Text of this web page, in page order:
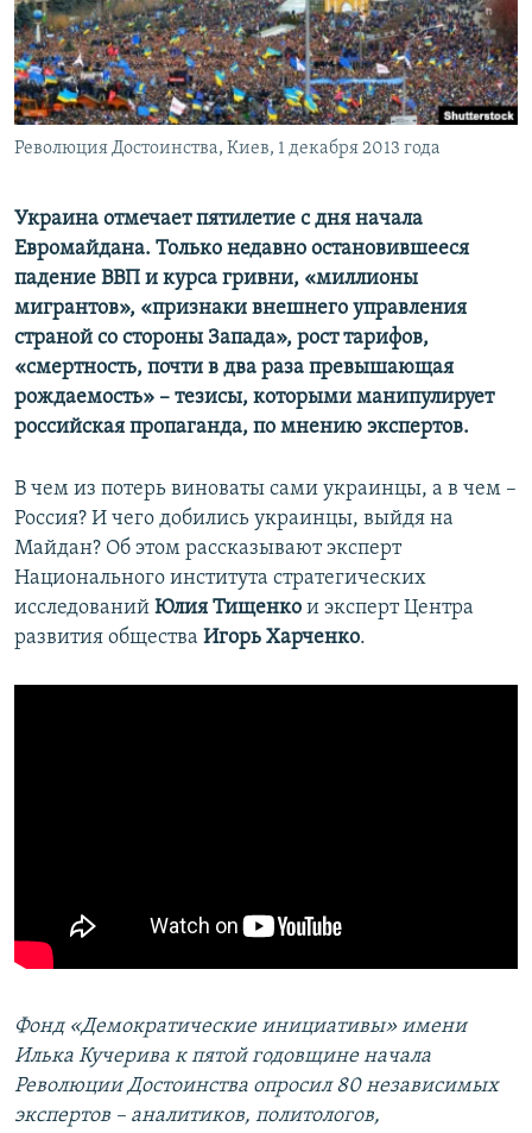
ПОБЕДИТЕЛЕЙ НЕ СУДЯТ?
КРЫМ.НЕПОКОРЕННЫЙ
ELIFBE
УКРАИНСКАЯ ПРОБЛЕМА КРЫМА
ПРИСОЕДИНЯЙТЕСЬ!
Революция Достоинства, Киев, 1 декабря 2013 года
Украина отмечает пятилетие с дня начала
Евромайдана. Только недавно остановившееся
падение ВВП и курса гривни, «миллионы
мигрантов», «признаки внешнего управления
страной со стороны Запада», рост тарифов,
«смертность, почти в два раза превышающая
рождаемость» – тезисы, которыми манипулирует
российская пропаганда, по мнению экспертов.
В чем из потерь виноваты сами украинцы, а в чем –
Россия? И чего добились украинцы, выйдя на
Майдан? Об этом рассказывают эксперт
Национального института стратегических
исследований Юлия Тищенко и эксперт Центра
развития общества Игорь Харченко.
Фонд «Демократические инициативы» имени
Илька Кучерива к пятой годовщине начала
Революции Достоинства опросил 80 независимых
экспертов – аналитиков, политологов,